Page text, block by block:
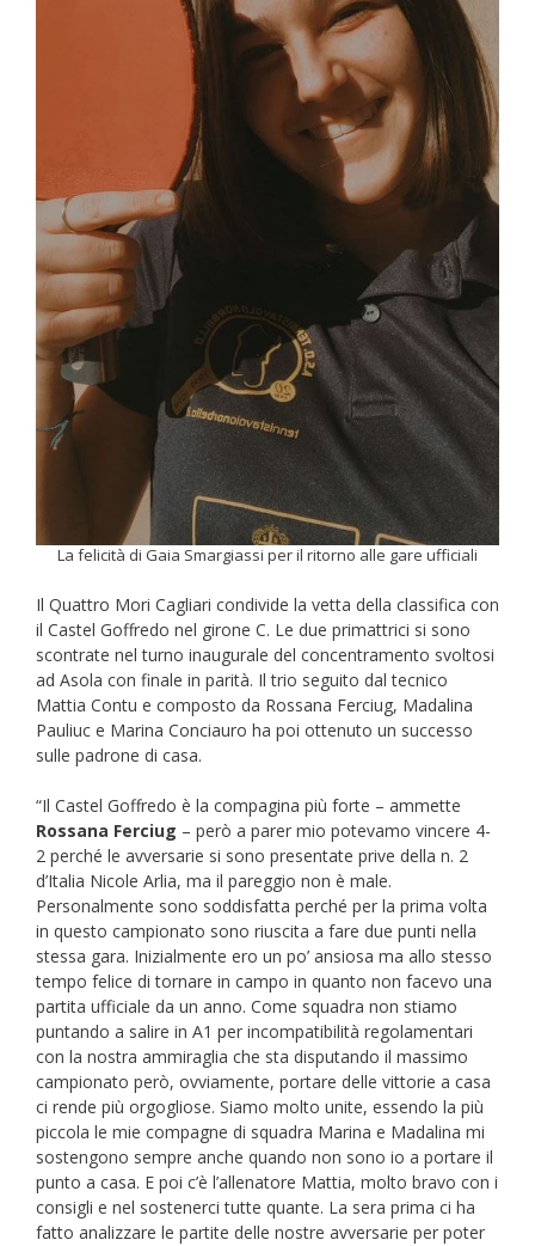
La felicità di Gaia Smargiassi per il ritorno alle gare ufficiali
Il Quattro Mori Cagliari condivide la vetta della classifica con
il Castel Goffredo nel girone C. Le due primattrici si sono
scontrate nel turno inaugurale del concentramento svoltosi
ad Asola con finale in parità. Il trio seguito dal tecnico
Mattia Contu e composto da Rossana Ferciug, Madalina
Pauliuc e Marina Conciauro ha poi ottenuto un successo
sulle padrone di casa.
“Il Castel Goffredo è la compagina più forte – ammette
Rossana Ferciug – però a parer mio potevamo vincere 4-
2 perché le avversarie si sono presentate prive della n. 2
d’Italia Nicole Arlia, ma il pareggio non è male.
Personalmente sono soddisfatta perché per la prima volta
in questo campionato sono riuscita a fare due punti nella
stessa gara. Inizialmente ero un po’ ansiosa ma allo stesso
tempo felice di tornare in campo in quanto non facevo una
partita ufficiale da un anno. Come squadra non stiamo
puntando a salire in A1 per incompatibilità regolamentari
con la nostra ammiraglia che sta disputando il massimo
campionato però, ovviamente, portare delle vittorie a casa
ci rende più orgogliose. Siamo molto unite, essendo la più
piccola le mie compagne di squadra Marina e Madalina mi
sostengono sempre anche quando non sono io a portare il
punto a casa. E poi c’è l’allenatore Mattia, molto bravo con i
consigli e nel sostenerci tutte quante. La sera prima ci ha
fatto analizzare le partite delle nostre avversarie per poter